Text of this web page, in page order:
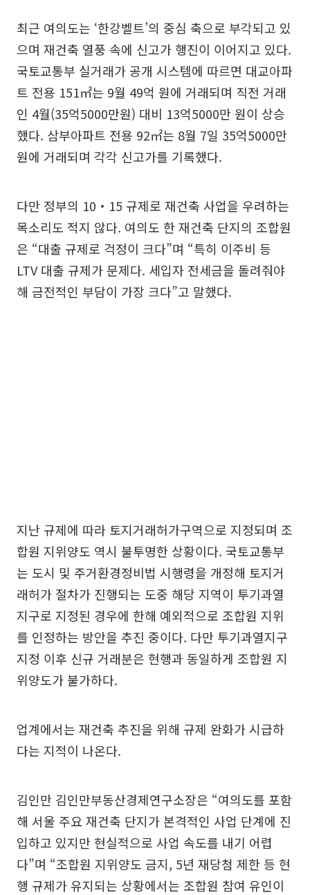
최근 여의도는 ‘한강벨트’의 중심 축으로 부각되고 있
으며 재건축 열풍 속에 신고가 행진이 이어지고 있다.
국토교통부 실거래가 공개 시스템에 따르면 대교아파
트 전용 151㎡는 9월 49억 원에 거래되며 직전 거래
인 4월(35억5000만원) 대비 13억5000만 원이 상승
했다. 삼부아파트 전용 92㎡는 8월 7일 35억5000만
원에 거래되며 각각 신고가를 기록했다.
다만 정부의 10‧15 규제로 재건축 사업을 우려하는
목소리도 적지 않다. 여의도 한 재건축 단지의 조합원
은 “대출 규제로 걱정이 크다”며 “특히 이주비 등
LTV 대출 규제가 문제다. 세입자 전세금을 돌려줘야
해 금전적인 부담이 가장 크다”고 말했다.
지난 규제에 따라 토지거래허가구역으로 지정되며 조
합원 지위양도 역시 불투명한 상황이다. 국토교통부
는 도시 및 주거환경정비법 시행령을 개정해 토지거
래허가 절차가 진행되는 도중 해당 지역이 투기과열
지구로 지정된 경우에 한해 예외적으로 조합원 지위
를 인정하는 방안을 추진 중이다. 다만 투기과열지구
지정 이후 신규 거래분은 현행과 동일하게 조합원 지
위양도가 불가하다.
업계에서는 재건축 추진을 위해 규제 완화가 시급하
다는 지적이 나온다.
김인만 김인만부동산경제연구소장은 “여의도를 포함
해 서울 주요 재건축 단지가 본격적인 사업 단계에 진
입하고 있지만 현실적으로 사업 속도를 내기 어렵
다”며 “조합원 지위양도 금지, 5년 재당첨 제한 등 현
행 규제가 유지되는 상황에서는 조합원 참여 유인이